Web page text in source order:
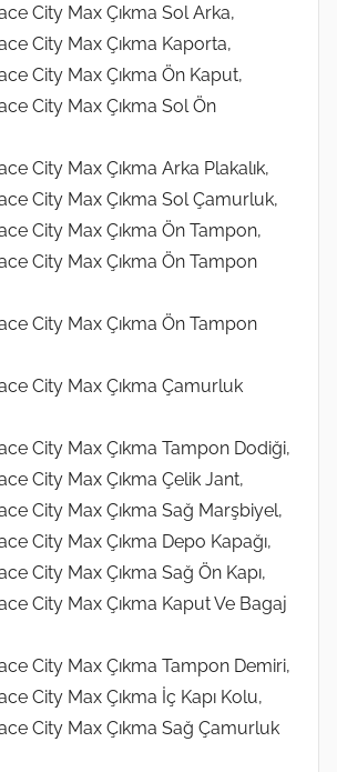
City Max Çıkma Sol Arka,
City Max Çıkma Kaporta,
City Max Çıkma Ön Kaput,
City Max Çıkma Sol Ön
City Max Çıkma Arka Plakalık,
City Max Çıkma Sol Çamurluk,
City Max Çıkma Ön Tampon,
City Max Çıkma Ön Tampon
City Max Çıkma Ön Tampon
City Max Çıkma Çamurluk
City Max Çıkma Tampon Dodiği,
City Max Çıkma Çelik Jant,
City Max Çıkma Sağ Marşbiyel,
City Max Çıkma Depo Kapağı,
City Max Çıkma Sağ Ön Kapı,
City Max Çıkma Kaput Ve Bagaj
City Max Çıkma Tampon Demiri,
City Max Çıkma İç Kapı Kolu,
City Max Çıkma Sağ Çamurluk